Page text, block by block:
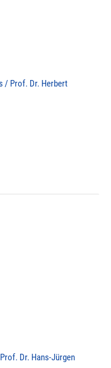
/ Prof. Dr. Herbert
Dr. Hans-Jürgen